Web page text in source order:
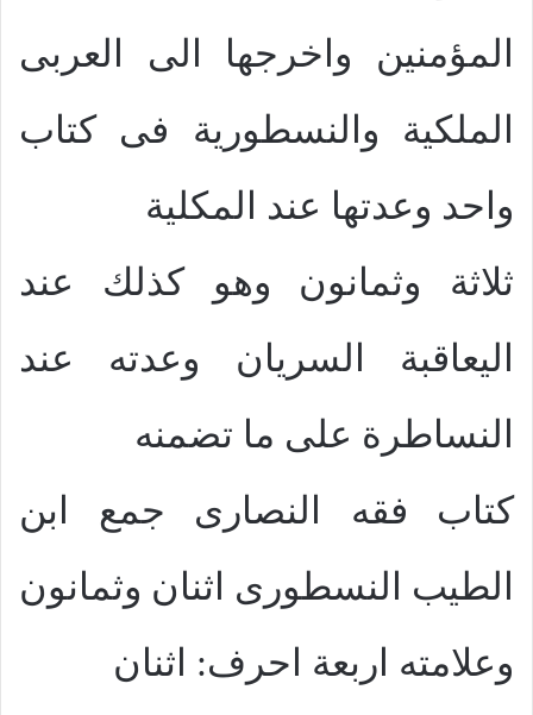
المؤمنين واخرجها الى العربى
الملكية والنسطورية فى كتاب
واحد وعدتها عند المكلية
ثلاثة وثمانون وهو كذلك عند
اليعاقبة السريان وعدته عند
النساطرة على ما تضمنه
كتاب فقه النصارى جمع ابن
الطيب النسطورى اثنان وثمانون
وعلامته اربعة احرف: اثنان